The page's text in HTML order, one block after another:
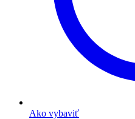
Ako vybaviť